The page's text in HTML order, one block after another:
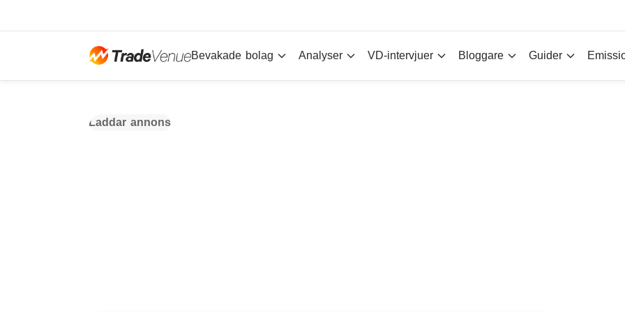
Bevakade bolag Analyser VD-intervjuer Bloggare Guider
Laddar annons